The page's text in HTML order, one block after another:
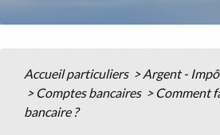
Accueil particuliers > Argent -
> Comptes bancaires > Comment
bancaire ?